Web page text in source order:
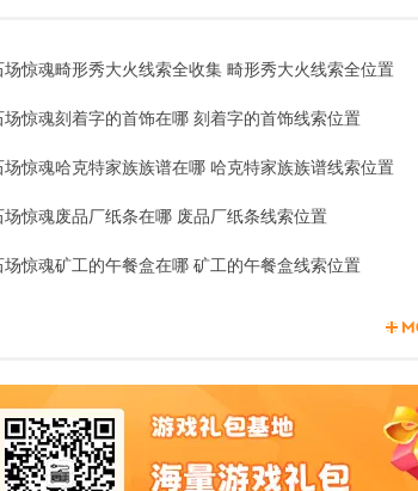
场惊魂畸形秀大火线索全收集 畸形秀大火线索全位置
场惊魂刻着字的首饰在哪 刻着字的首饰线索位置
场惊魂哈克特家族族谱在哪 哈克特家族族谱线索位置
场惊魂废品厂纸条在哪 废品厂纸条线索位置
场惊魂矿工的午餐盒在哪 矿工的午餐盒线索位置